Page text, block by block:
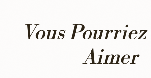
Vous
Aimer